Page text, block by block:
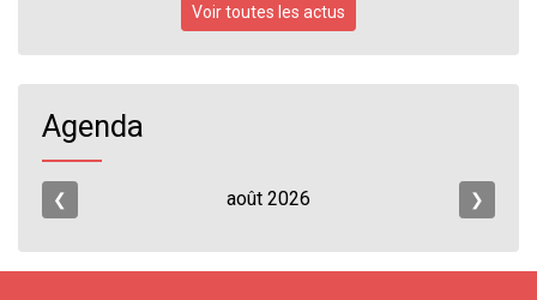
Voir toutes les actus
Agenda
❮ août 2026 ❯